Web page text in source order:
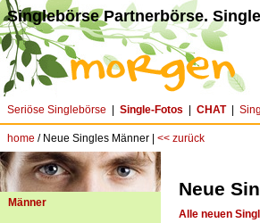
Singlebörse Partnerbörse.
Seriöse Singlebörse Single-Fotos CHAT|
home / Neue Singles Männer | << zurück
Männer
Neue
Alle neuen